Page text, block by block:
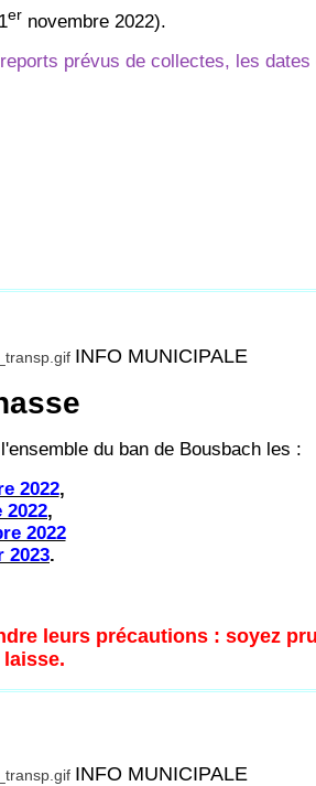
er novembre 2022).
prévus de collectes, les
INFO MUNICIPALE
du ban de Bousbach les :
2022,
2022,
2022
2023.
leurs précautions : soyez
INFO MUNICIPALE